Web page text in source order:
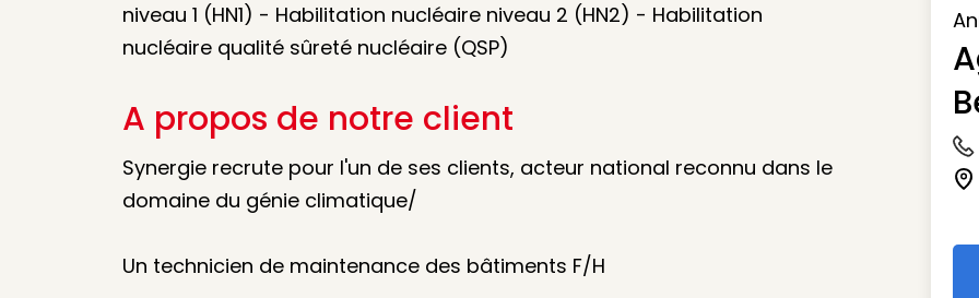
niveau 1 (HN1) - Habilitation nucléaire niveau 2 (HN2) - Habilitation
nucléaire qualité sûreté nucléaire (QSP)
A propos de notre client
Synergie recrute pour l'un de ses clients, acteur national reconnu dans le
domaine du génie climatique/
Un technicien de maintenance des bâtiments F/H